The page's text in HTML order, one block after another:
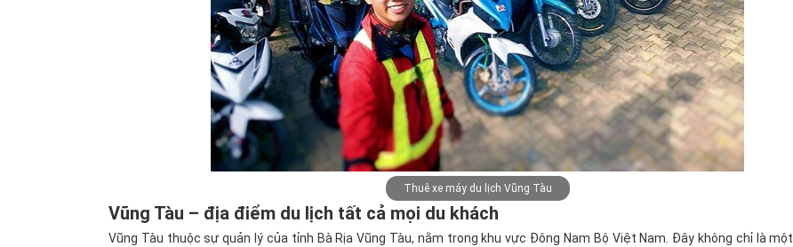
Thuê xe máy du lịch Vũng Tàu
Vũng Tàu – địa điểm du lịch tất cả mọi du khách
Vũng Tàu thuộc sự quản lý của tỉnh Bà Rịa Vũng Tàu, nằm trong khu vực Đông Nam Bộ Việt Nam. Đây không chỉ là một